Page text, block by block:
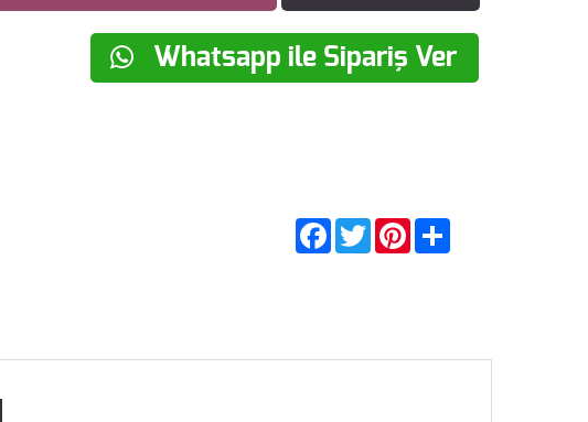
Whatsapp ile Sipariş Ver
FacebookTwitter Pinterest